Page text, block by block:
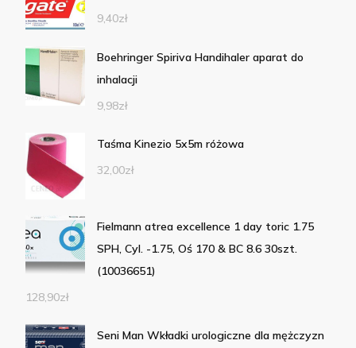
9,40zł
Boehringer Spiriva Handihaler aparat do
inhalacji
9,98zł
Taśma Kinezio 5x5m różowa
32,00zł
Fielmann atrea excellence 1 day toric 1.75
SPH, Cyl. -1.75, Oś 170 & BC 8.6 30szt.
(10036651)
128,90zł
Seni Man Wkładki urologiczne dla mężczyzn